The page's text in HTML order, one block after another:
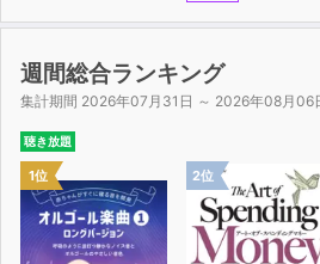
聴いてもらえると嬉しいです！
週間総合ランキング
集計期間 2026年07月31日 ～ 2026年08月06
聴き放題
1位 2位